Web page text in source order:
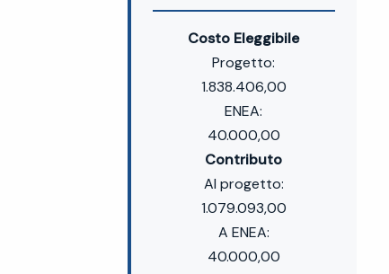
Costo Eleggibile
Progetto:
1.838.406,00
ENEA:
40.000,00
Contributo
Al progetto:
1.079.093,00
A ENEA:
40.000,00